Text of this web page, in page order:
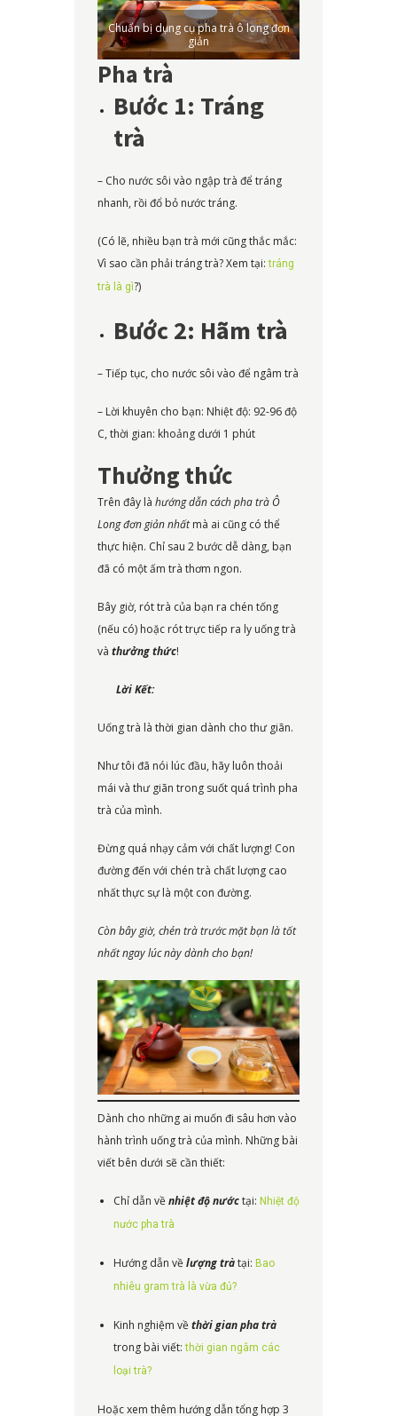
Chuẩn bị dụng cụ pha trà ô long đơn
giản
Pha trà
Bước 1: Tráng
trà
– Cho nước sôi vào ngập trà để tráng
nhanh, rồi đổ bỏ nước tráng.
(Có lẽ, nhiều bạn trà mới cũng thắc mắc:
Vì sao cần phải tráng trà? Xem tại:tráng
trà là gì?)
Bước 2: Hãm trà
– Tiếp tục, cho nước sôi vào để ngâm trà
– Lời khuyên cho bạn: Nhiệt độ: 92-96 độ
C, thời gian: khoảng dưới 1 phút
Thưởng thức
Trên đây là hướng dẫn cách pha trà Ô
Long đơn giản nhấtmà ai cũng có thể
thực hiện. Chỉ sau 2 bước dễ dàng, bạn
đã có một ấm trà thơm ngon.
Bây giờ, rót trà của bạn ra chén tống
(nếu có) hoặc rót trực tiếp ra ly uống trà
và thưởng thức!
Lời Kết:
Uống trà là thời gian dành cho thư giãn.
Như tôi đã nói lúc đầu, hãy luôn thoải
mái và thư giãn trong suốt quá trình pha
trà của mình.
Đừng quá nhạy cảm với chất lượng! Con
đường đến với chén trà chất lượng cao
nhất thực sự là một con đường.
Còn bây giờ, chén trà trước mặt bạn là tốt
nhất ngay lúc này dành cho bạn!
Dành cho những ai muốn đi sâu hơn vào
hành trình uống trà của mình. Những bài
viết bên dưới sẽ cần thiết:
Chỉ dẫn về nhiệt độ nướctại: Nhiệt độ
nước pha trà
Hướng dẫn về lượng tràtại: Bao
nhiêu gram trà là vừa đủ?
Kinh nghiệm về thời gian pha trà
trong bài viết:thời gian ngâm các
loại trà?
Hoặc xem thêm hướng dẫn tổng hợp 3